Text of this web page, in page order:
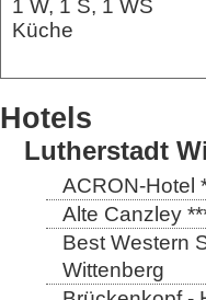
1 W, 1 S, 1 WS
Küche
Hotels
Lutherstadt
ACRON-Hotel
Alte Canzley
Best Western
Wittenberg